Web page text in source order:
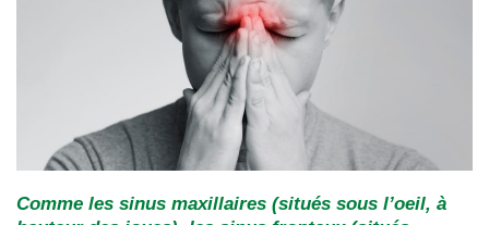
Comme les sinus maxillaires (situés sous l’oeil, à